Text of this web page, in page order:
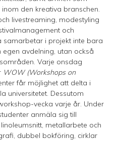
den kreativa branschen.
livestreaming, modestyling
och
samarbetar i projekt inte bara
avdelning, utan också
Varje onsdag
WOW (Workshops on
får möjlighet att delta i
universitetet. Dessutom
vecka varje år. Under
anmäla sig till
metallarbete och
dubbel bokföring, cirklar